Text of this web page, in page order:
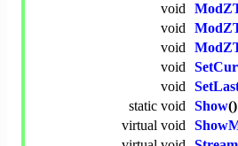
void
void
void
void
void
static void Show()
virtual void